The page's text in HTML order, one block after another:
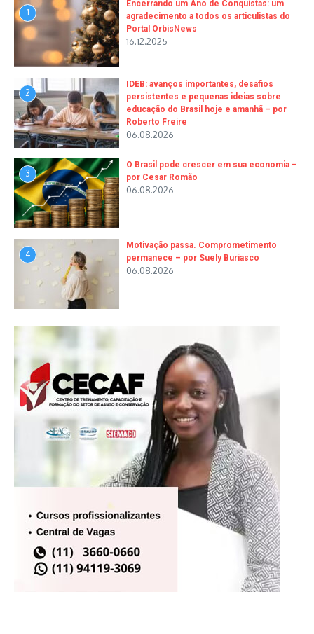
1
Encerrando um Ano de Conquistas: um
agradecimento a todos os articulistas do
Portal OrbisNews
16.12.2025
2
IDEB: avanços importantes, desafios
persistentes e pequenas ideias sobre
educação do Brasil hoje e amanhã – por
Roberto Freire
06.08.2026
3
O Brasil pode crescer em sua economia –
por Cesar Romão
06.08.2026
4
Motivação passa. Comprometimento
permanece – por Suely Buriasco
06.08.2026